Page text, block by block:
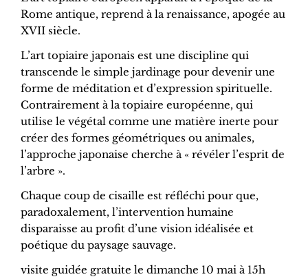
Rome antique, reprend à la renaissance, apogée au
XVII siècle.
L’art topiaire japonais est une discipline qui
transcende le simple jardinage pour devenir une
forme de méditation et d’expression spirituelle.
Contrairement à la topiaire européenne, qui
utilise le végétal comme une matière inerte pour
créer des formes géométriques ou animales,
l’approche japonaise cherche à « révéler l’esprit de
l’arbre ».
Chaque coup de cisaille est réfléchi pour que,
paradoxalement, l’intervention humaine
disparaisse au profit d’une vision idéalisée et
poétique du paysage sauvage.
visite guidée gratuite le dimanche 10 mai à 15h